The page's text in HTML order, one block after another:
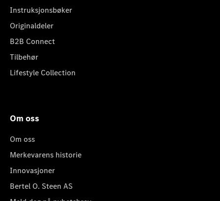
Instruksjonsbøker
Originaldeler
B2B Connect
Tilbehør
Lifestyle Collection
Om oss
Om oss
Merkevarens historie
Innovasjoner
Bertel O. Steen AS